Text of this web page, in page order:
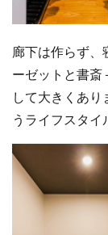
廊下は作らず、
ーゼットと書斎
して大きくあ
うライフスタイ